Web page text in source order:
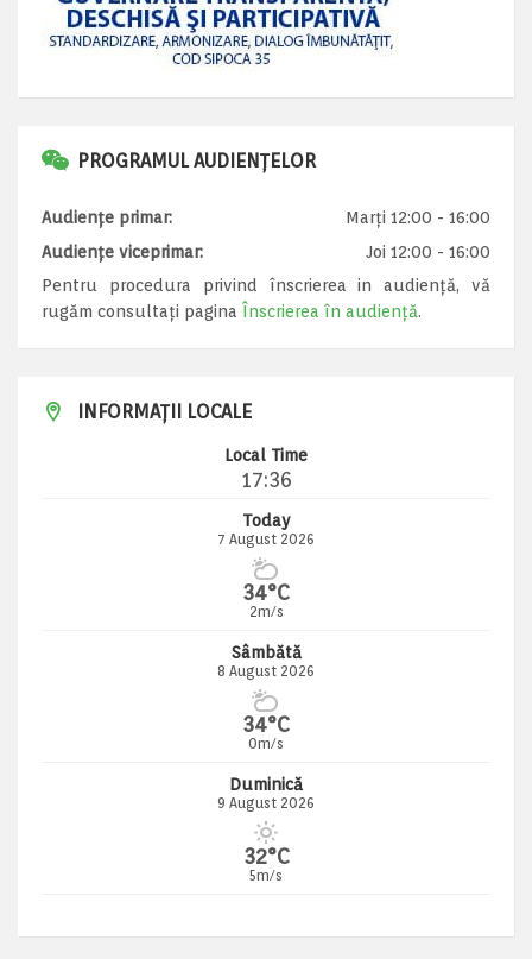
PROGRAMUL AUDIENȚELOR
Audiențe primar:
Marți 12:00 - 16:00
Audiențe viceprimar:
Joi 12:00 - 16:00
Pentru procedura privind înscrierea in audiență, vă
rugăm consultați pagina Înscrierea în audiență.
INFORMAȚII LOCALE
Local Time
17:36
Today
7 August 2026
34°C
2m/s
Sâmbătă
8 August 2026
34°C
0m/s
Duminică
9 August 2026
32°C
5m/s